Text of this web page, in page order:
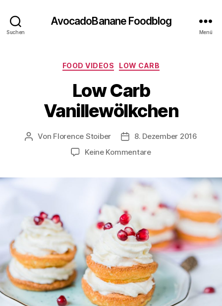
Suchen
AvocadoBanane Foodblog
Menü
Kategorien
FOOD VIDEOS LOW CARB
Low Carb
Vanillewölkchen
Beitragsautor
Von Florence Stoiber Veröffentlichungsdatum
8. Dezember 2016
Keine Kommentarezu
Vanillewölkchen